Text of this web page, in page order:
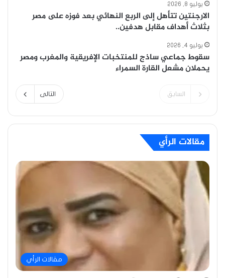
يوليو 8, 2026
الارجنتين تتأهل إلى الربع النهائي بعد فوزه على مصر
بثلاث أهداف مقابل هدفين..
يوليو 4, 2026
سقوط جماعي ساذج للمنتخبات الإفريقية والمغرب ومصر
يحملان مشعل القارة السمراء
السابق التالى
مقالات الرأي
مقالات الرأي